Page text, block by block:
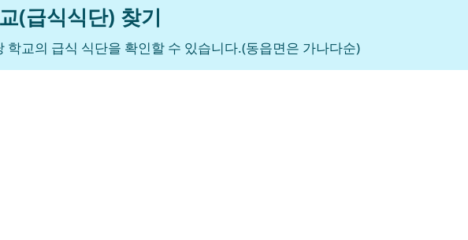
(급식식단) 찾기
학교의 급식 식단을 확인할 수 있습니다.(동읍면은 가나다순)